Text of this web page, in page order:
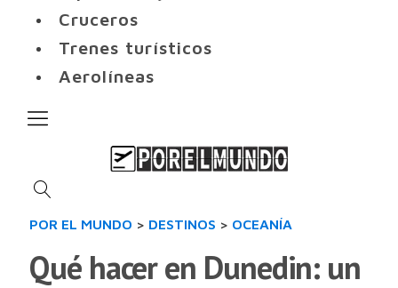
Cruceros
Trenes turísticos
Aerolíneas
POR EL MUNDO > DESTINOS > OCEANÍA
Qué hacer en Dunedin: un